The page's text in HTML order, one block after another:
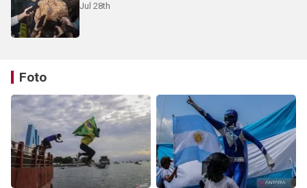
Jul 28th
Foto